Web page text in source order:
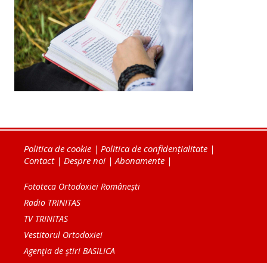
Politica de cookie | Politica de confidențialitate |
Contact| Despre noi | Abonamente |
Fototeca Ortodoxiei Românești
Radio TRINITAS
TV TRINITAS
Vestitorul Ortodoxiei
Agenţia de ştiri BASILICA